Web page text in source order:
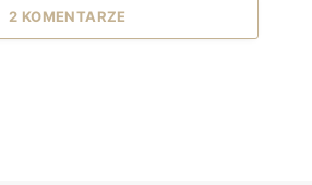
2 KOMENTARZE